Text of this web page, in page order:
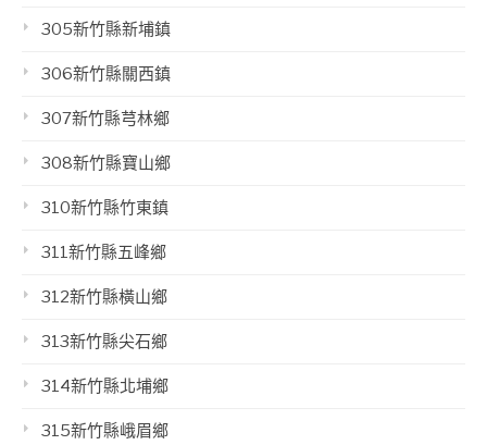
305新竹縣新埔鎮
306新竹縣關西鎮
307新竹縣芎林鄉
308新竹縣寶山鄉
310新竹縣竹東鎮
311新竹縣五峰鄉
312新竹縣橫山鄉
313新竹縣尖石鄉
314新竹縣北埔鄉
315新竹縣峨眉鄉